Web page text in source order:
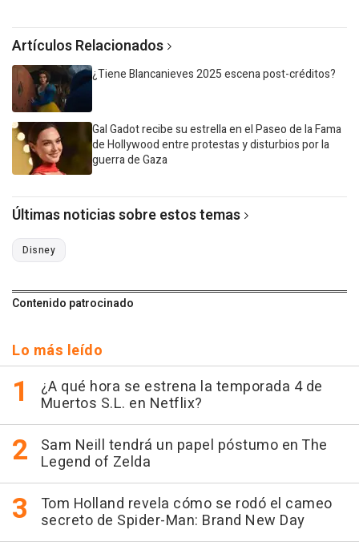
Artículos Relacionados
¿Tiene Blancanieves 2025 escena post-créditos?
Gal Gadot recibe su estrella en el Paseo de la Fama
de Hollywood entre protestas y disturbios por la
guerra de Gaza
Últimas noticias sobre estos temas
Disney
Contenido patrocinado
Lo más leído
¿A qué hora se estrena la temporada 4 de
Muertos S.L. en Netflix?
Sam Neill tendrá un papel póstumo en The
Legend of Zelda
Tom Holland revela cómo se rodó el cameo
secreto de Spider-Man: Brand New Day